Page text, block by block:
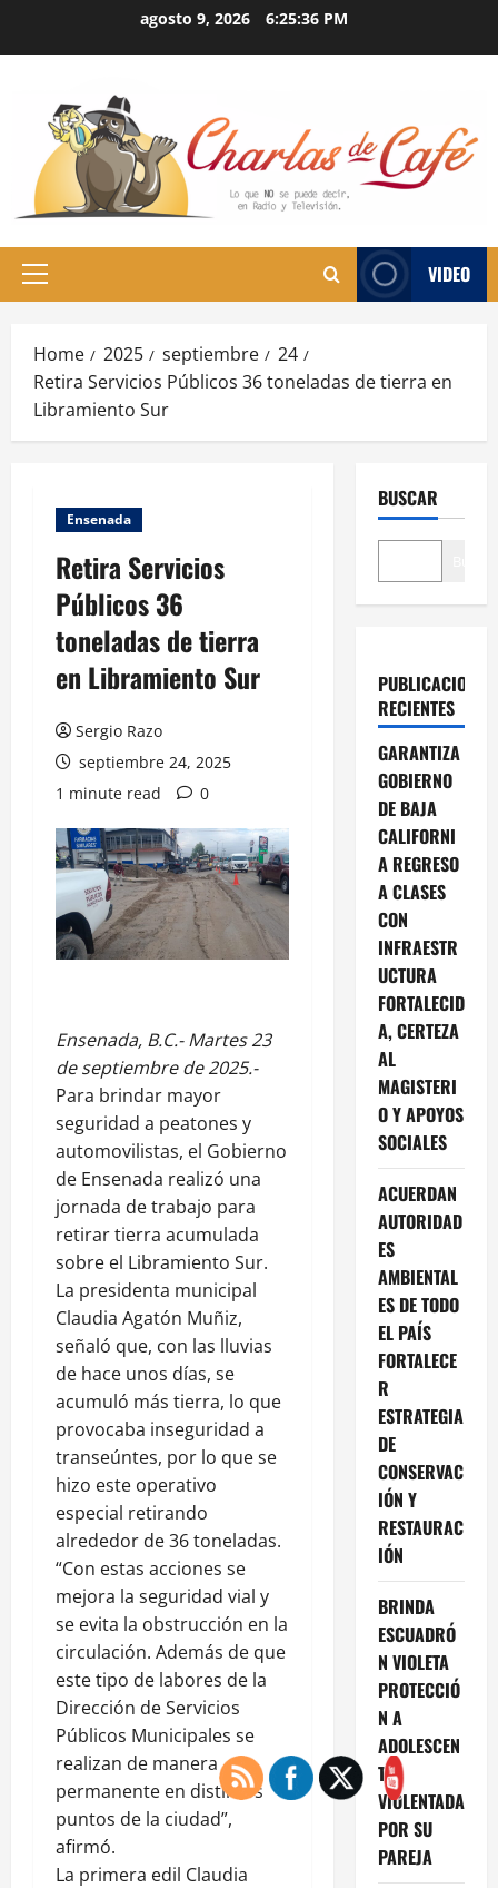
agosto 9, 2026 6:25:37 PM
Primary
VIDEO
Home 2025 septiembre
24
Retira Servicios Públicos 36 toneladas de tierra en
Libramiento Sur
Ensenada
Retira Servicios
Públicos 36
toneladas de tierra
en Libramiento Sur
Sergio Razo
septiembre 24, 2025
1 minute read
0
Ensenada, B.C.- Martes 23
de septiembre de 2025.-
Para brindar mayor
seguridad a peatones y
automovilistas, el Gobierno
de Ensenada realizó una
jornada de trabajo para
retirar tierra acumulada
sobre el Libramiento Sur.
La presidenta municipal
Claudia Agatón Muñiz,
señaló que, con las lluvias
de hace unos días, se
acumuló más tierra, lo que
provocaba inseguridad a
transeúntes, por lo que se
hizo este operativo
especial retirando
alrededor de 36 toneladas.
“Con estas acciones se
mejora la seguridad vial y
se evita la obstrucción en la
circulación. Además de que
este tipo de labores de la
Dirección de Servicios
Públicos Municipales se
realizan de manera
permanente en distintos
puntos de la ciudad”,
afirmó.
La primera edil Claudia
BUSCAR
PUBLICACIONES
RECIENTES
GARANTIZA
GOBIERNO
DE BAJA
CALIFORNI
A REGRESO
A CLASES
CON
INFRAESTR
UCTURA
FORTALECID
A, CERTEZA
AL
MAGISTERI
O Y APOYOS
SOCIALES
ACUERDAN
AUTORIDAD
ES
AMBIENTAL
ES DE TODO
EL PAÍS
FORTALECE
R
ESTRATEGIA
DE
CONSERVAC
IÓN Y
RESTAURAC
IÓN
BRINDA
ESCUADRÓ
N VIOLETA
PROTECCIÓ
N A
ADOLESCEN
TE
VIOLENTADA
POR SU
PAREJA